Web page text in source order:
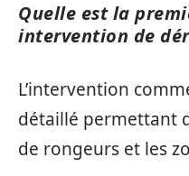
Quelle est la
intervention de
L’intervention
détaillé permettant
de rongeurs et les